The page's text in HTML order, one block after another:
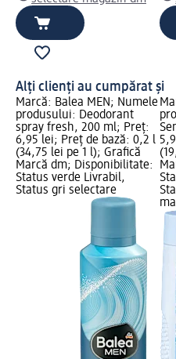
Alți clienți au cumpărat și
Marcă: Balea MEN; Numele
produsului: Deodorant
spray fresh, 200 ml; Preț:
6,95 lei; Preț de bază: 0,2 l
(34,75 lei pe 1 l); Grafică
Marcă dm; Disponibilitate:
Status verde Livrabil,
Status gri selectare